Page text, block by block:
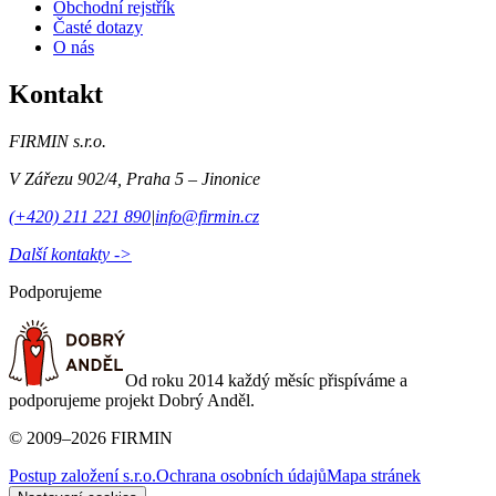
Obchodní rejstřík
Časté dotazy
O nás
Kontakt
FIRMIN s.r.o.
V Zářezu 902/4 Praha 5 – Jinonice
(+420) 211 221 890|info@firmin.cz
Další kontakty ->
Podporujeme
Od roku 2014 každý měsíc přispíváme a
podporujeme projekt Dobrý Anděl.
© 2009–2026 FIRMIN
Postup založení s.r.o.Ochrana osobních údajůMapa stránek